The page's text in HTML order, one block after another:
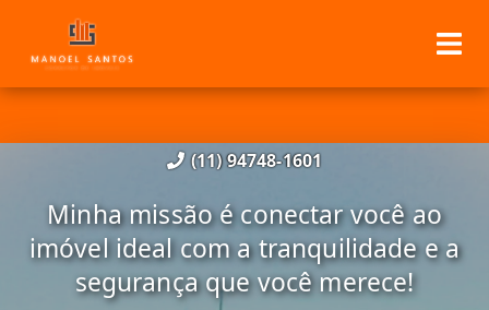
(11) 94748-1601
Minha missão é conectar você ao
imóvel ideal com a tranquilidade e a
segurança que você merece!